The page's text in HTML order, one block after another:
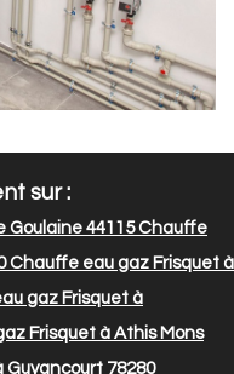
sur :
Goulaine 44115Chauffe
Chauffe eau gaz Frisquet à
gaz Frisquet à
Frisquet à Athis Mons
78280